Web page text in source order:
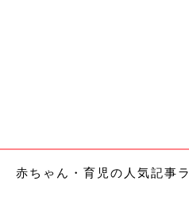
赤ちゃん・育児の人気記事